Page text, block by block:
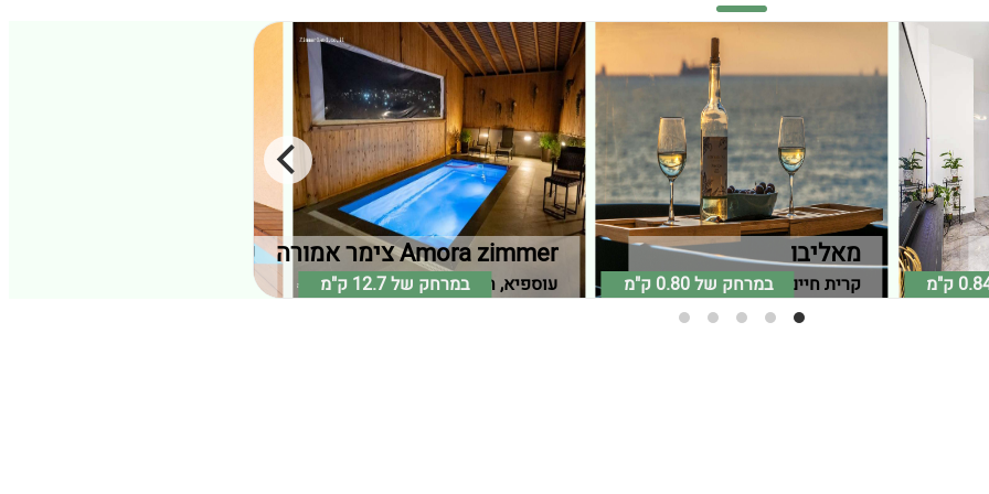
מאליבו
קרית חיים, חיפה וחוף הכרמל
במרחק של0.80 ק"מ ק"מ
שוויצריה הקטנה בכרמל
עוספיא, חיפה וחוף הכרמל
Amora zimmer צימר אמורה
עוספיא, חיפה וחוף הכרמל
במרחק של12.7 ק"מ